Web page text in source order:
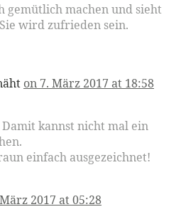
gemütlich machen und sieht
wird zufrieden sein.
on 7. März 2017 at 18:58
kannst nicht mal ein
einfach ausgezeichnet!
2017 at 05:28